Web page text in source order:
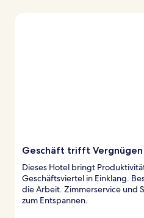
Geschäft trifft Vergnügen
Dieses Hotel bringt
Geschäftsviertel in Einklang.
die Arbeit. Zimmerservice und
zum Entspannen.